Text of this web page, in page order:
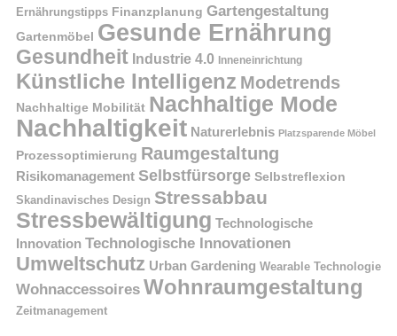
Ernährungstipps Finanzplanung Gartengestaltung
Gartenmöbel Gesunde Ernährung
Gesundheit Industrie 4.0 Inneneinrichtung
Künstliche Intelligenz Modetrends
Nachhaltige Mobilität Nachhaltige Mode
Nachhaltigkeit Naturerlebnis Platzsparende Möbel
Prozessoptimierung Raumgestaltung
Risikomanagement Selbstfürsorge Selbstreflexion
Skandinavisches Design Stressabbau
Stressbewältigung Technologische
Innovation Technologische Innovationen
Umweltschutz Urban Gardening Wearable Technologie
Wohnaccessoires Wohnraumgestaltung
Zeitmanagement